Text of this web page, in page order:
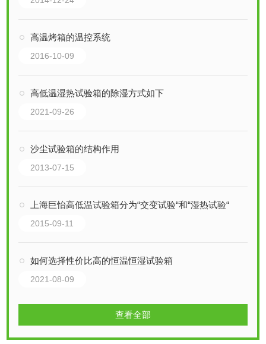
高温烤箱的温控系统
2016-10-09
高低温湿热试验箱的除湿方式如下
2021-09-26
沙尘试验箱的结构作用
2013-07-15
上海巨怡高低温试验箱分为“交变试验“和“湿热试验“
2015-09-11
如何选择性价比高的恒温恒湿试验箱
2021-08-09
查看全部